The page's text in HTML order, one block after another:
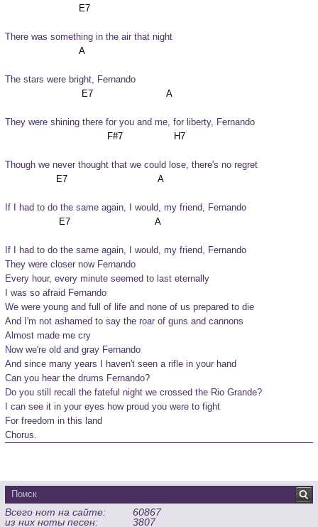
There was something in the air that night
The stars were bright, Fernando
They were shining there for you and me, for liberty, Fernando
Though we never thought that we could lose, there's no regret
If I had to do the same again, I would, my friend, Fernando
If I had to do the same again, I would, my friend, Fernando
They were closer now Fernando
Every hour, every minute seemed to last eternally
I was so afraid Fernando
We were young and full of life and none of us prepared to die
And I'm not ashamed to say the roar of guns and cannons
Almost made me cry
Now we're old and gray Fernando
And since many years I haven't seen a rifle in your hand
Can you hear the drums Fernando?
Do you still recall the fateful night we crossed the Rio Grande?
I can see it in your eyes how proud you were to fight
For freedom in this land
Всего нот на сайте:
60867
из них ноты песен:
3807